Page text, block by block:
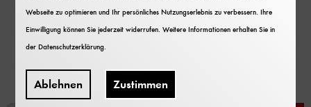
Bibliothek des Deutschen
Museums
Webseite zu optimieren und Ihr persönliches Nutzungserlebnis zu verbessern. Ihre
Einwilligung können Sie jederzeit widerrufen. Weitere Informationen erhalten Sie in
derDatenschutzerklärung
Ablehnen Zustimmen